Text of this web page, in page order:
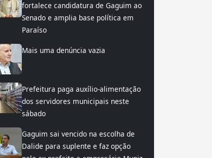
fortalece candidatura de Gaguim ao
Senado e amplia base política em
Paraíso
Mais uma denúncia vazia
Prefeitura paga auxílio-alimentação
dos servidores municipais neste
sábado
Gaguim sai vencido na escolha de
Dalide para suplente e faz opção